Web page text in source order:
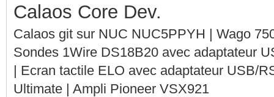
Calaos Core Dev.
Calaos git sur NUC NUC5PPYH | Wago
Sondes 1Wire DS18B20 avec adaptateur
| Ecran tactile ELO avec adaptateur USB/
Ultimate | Ampli Pioneer VSX921